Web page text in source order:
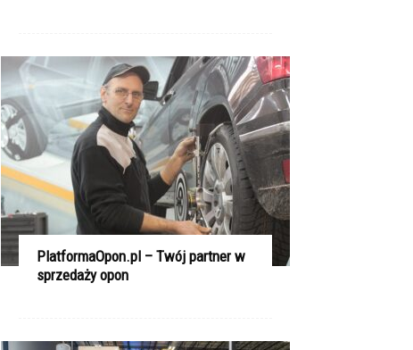
PlatformaOpon.pl – Twój partner w
sprzedaży opon